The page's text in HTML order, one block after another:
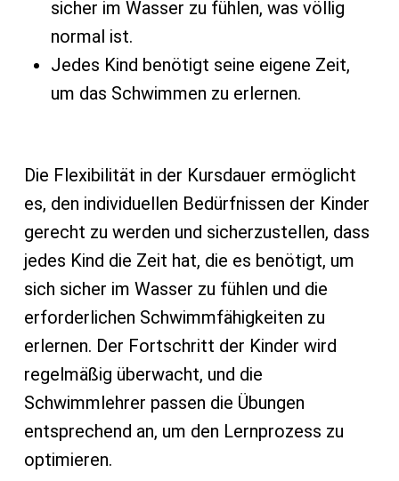
sicher im Wasser zu fühlen, was völlig
normal ist.
Jedes Kind benötigt seine eigene Zeit,
um das Schwimmen zu erlernen.
Die Flexibilität in der Kursdauer ermöglicht
es, den individuellen Bedürfnissen der Kinder
gerecht zu werden und sicherzustellen, dass
jedes Kind die Zeit hat, die es benötigt, um
sich sicher im Wasser zu fühlen und die
erforderlichen Schwimmfähigkeiten zu
erlernen. Der Fortschritt der Kinder wird
regelmäßig überwacht, und die
Schwimmlehrer passen die Übungen
entsprechend an, um den Lernprozess zu
optimieren.